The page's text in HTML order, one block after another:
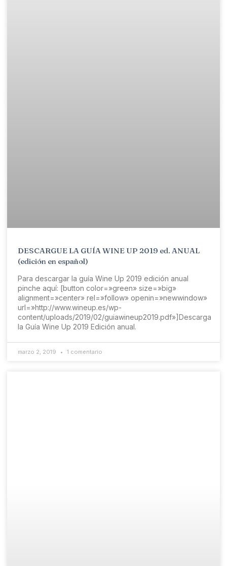
DESCARGUE LA GUÍA WINE UP 2019 ed. ANUAL
(edición en español)
Para descargar la guía Wine Up 2019 edición anual
pinche aquí: [button color=»green» size=»big»
alignment=»center» rel=»follow» openin=»newwindow»
url=»http://www.wineup.es/wp-
content/uploads/2019/02/guiawineup2019.pdf»]Descarga
la Guía Wine Up 2019 Edición anual.
marzo 2, 2019 1 comentario